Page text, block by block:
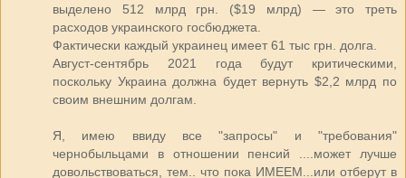
выделено 512 млрд грн. ($19 млрд) — это треть
расходов украинского госбюджета.
Фактически каждый украинец имеет 61 тыс грн. долга.
Август-сентябрь 2021 года будут критическими,
поскольку Украина должна будет вернуть $2,2 млрд по
своим внешним долгам.
Я, имею ввиду все "запросы" и "требования"
чернобыльцами в отношении пенсий ....может лучше
довольствоваться, тем.. что пока ИМЕЕМ...или отберут в